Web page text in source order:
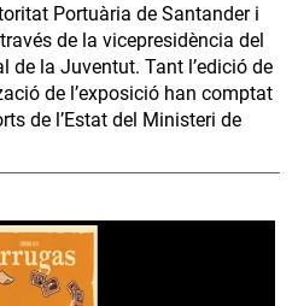
Portuària de Santander i
de la vicepresidència del
de la Juventut. Tant l’edició de
de l’exposició han comptat
de l’Estat del Ministeri de